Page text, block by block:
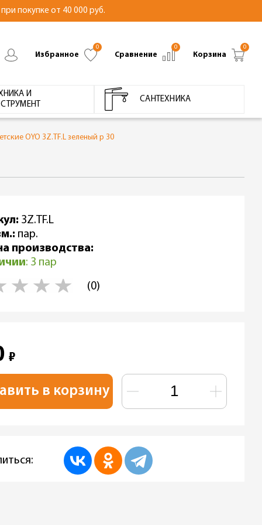
покупке от 40 000 руб.
Избранное
0
Сравнение
0
Корзина
0
И
САНТЕХНИКА
OYO 3Z.TF.L зеленый р 30
3Z.TF.L
пар.
производства:
: 3 пар
(0)
₽
в корзину